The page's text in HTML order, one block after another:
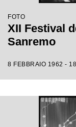
FOTO
XII Festival
Sanremo
8 FEBBRAIO 1962 -